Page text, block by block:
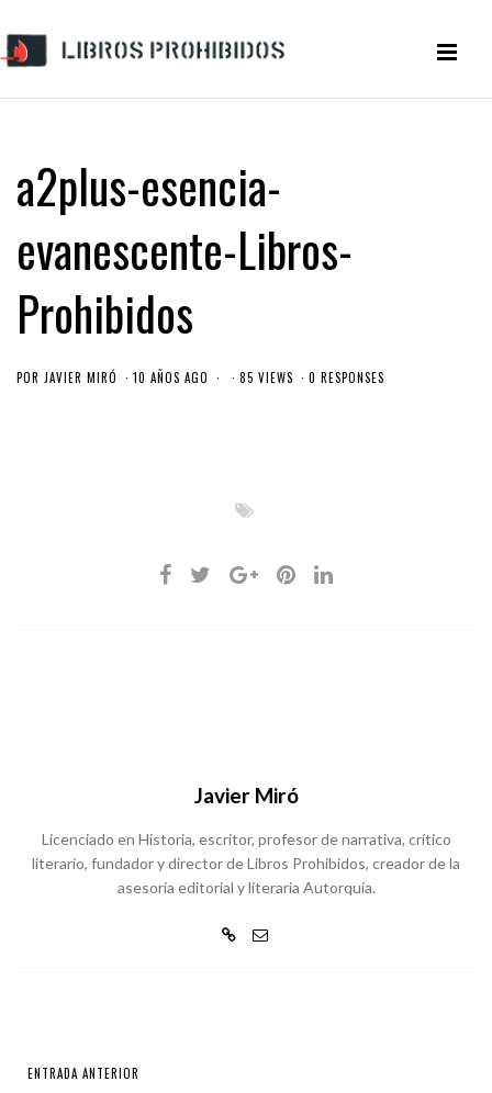
a2plus-esencia-
evanescente-Libros-
Prohibidos
POR JAVIER MIRÓ 10 AÑOS AGO 85 VIEWS 0 RESPONSES
Javier Miró
Licenciado en Historia, escritor, profesor de narrativa, crítico
literario, fundador y director de Libros Prohibidos, creador de la
asesoría editorial y literaria Autorquía.
ENTRADA ANTERIOR